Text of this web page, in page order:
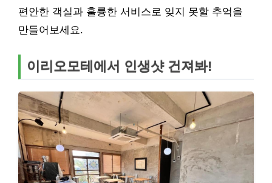
편안한 객실과 훌륭한 서비스로 잊지 못할 추억을
만들어보세요.
이리오모테에서 인생샷 건져봐!